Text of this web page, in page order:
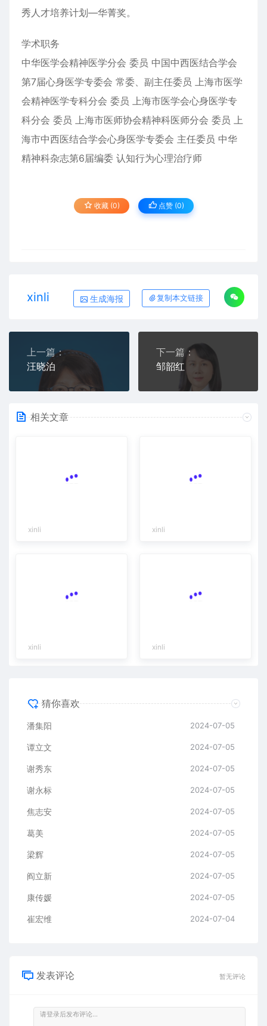
秀人才培养计划—华菁奖。
学术职务
中华医学会精神医学分会 委员 中国中西医结合学会
第7届心身医学专委会 常委、副主任委员 上海市医学
会精神医学专科分会 委员 上海市医学会心身医学专
科分会 委员 上海市医师协会精神科医师分会 委员 上
海市中西医结合学会心身医学专委会 主任委员 中华
精神科杂志第6届编委 认知行为心理治疗师
收藏 (0) 点赞 (0)
xinli 生成海报 复制本文链接
上一篇：
汪晓泊
下一篇：
邹韶红
相关文章
xinli xinli
xinli xinli
猜你喜欢
潘集阳 2024-07-05
谭立文 2024-07-05
谢秀东 2024-07-05
谢永标 2024-07-05
焦志安 2024-07-05
葛美 2024-07-05
梁辉 2024-07-05
阎立新 2024-07-05
康传媛 2024-07-05
崔宏维 2024-07-04
发表评论 暂无评论